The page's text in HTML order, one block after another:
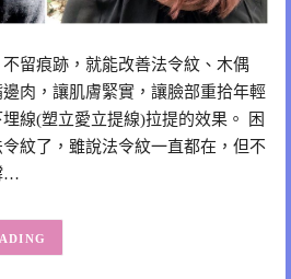
留痕跡，就能改善法令紋、木偶
肉，讓肌膚緊實，讓臉部重拾年輕
線(塑立愛立提線)拉提的效果。 困
紋了，雖說法令紋一直都在，但不
…